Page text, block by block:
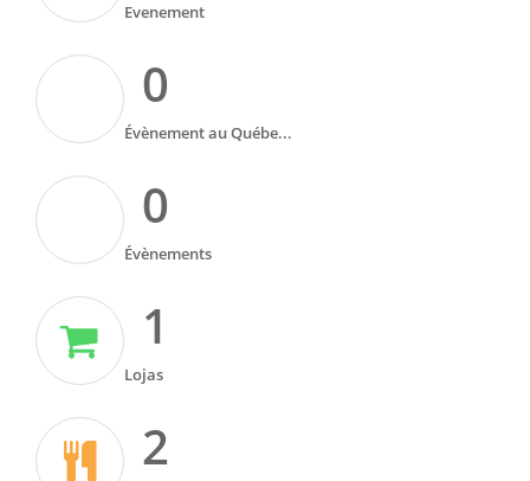
Evenement
0
Évènement au Québe...
0
Évènements
1
Lojas
2